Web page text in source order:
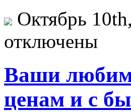
Октябрь
отключены
Ваши
ценам и с